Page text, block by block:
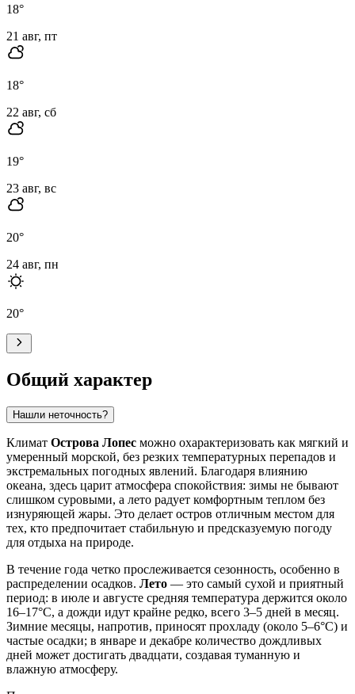
18°
21 авг, пт
18°
22 авг, сб
19°
23 авг, вс
20°
24 авг, пн
20°
Общий характер
Нашли неточность?
Климат Острова Лопес можно охарактеризовать как мягкий и
умеренный морской, без резких температурных перепадов и
экстремальных погодных явлений. Благодаря влиянию
океана, здесь царит атмосфера спокойствия: зимы не бывают
слишком суровыми, а лето радует комфортным теплом без
изнуряющей жары. Это делает остров отличным местом для
тех, кто предпочитает стабильную и предсказуемую погоду
для отдыха на природе.
В течение года четко прослеживается сезонность, особенно в
распределении осадков. Лето — это самый сухой и приятный
период: в июле и августе средняя температура держится около
16–17°C, а дожди идут крайне редко, всего 3–5 дней в месяц.
Зимние месяцы, напротив, приносят прохладу (около 5–6°C) и
частые осадки; в январе и декабре количество дождливых
дней может достигать двадцати, создавая туманную и
влажную атмосферу.